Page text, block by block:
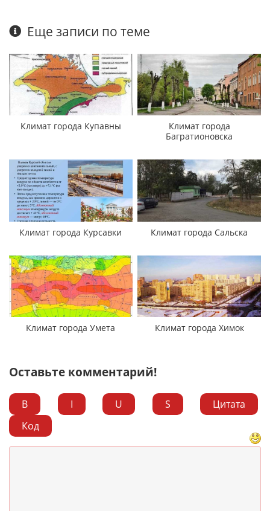
Еще записи по теме
Климат города Купавны
Климат города
Багратионовска
Климат города Курсавки Климат города Сальска
Климат города Умета Климат города Химок
Оставьте комментарий!
B I U S
Цитата
Код